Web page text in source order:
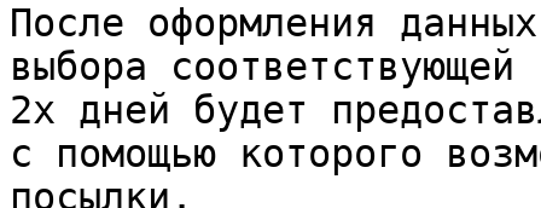
После оформления
выбора
2х дней будет
с помощью которого
посылки.